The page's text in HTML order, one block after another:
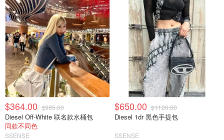
$364.00 $985.00
Diesel Off-White 联名款水桶包
同款不同色
SSENSE
$650.00 $1120.00
Diesel 1dr 黑色手提包
SSENSE